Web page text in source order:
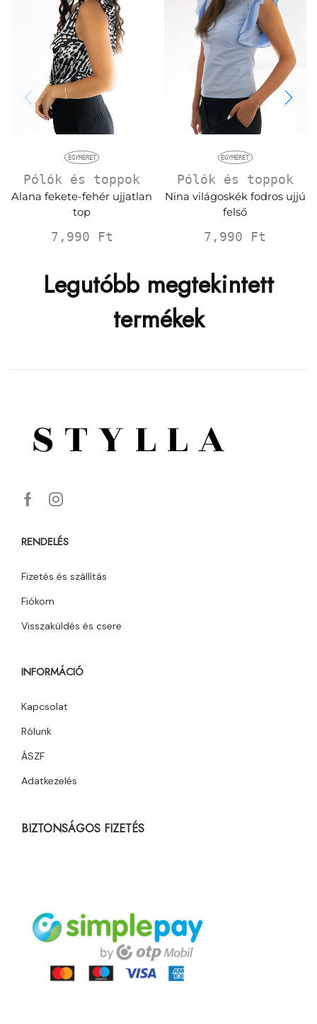
EGYMÉRET
Pólók és toppok
Alana fekete-fehér ujjatlan
top
7,990 Ft
EGYMÉRET
Pólók és toppok
Nina világoskék fodros ujjú
felső
7,990 Ft
Legutóbb megtekintett
termékek
RENDELÉS
Fizetés és szállítás
Fiókom
Visszaküldés és csere
INFORMÁCIÓ
Kapcsolat
Rólunk
ÁSZF
Adatkezelés
BIZTONSÁGOS FIZETÉS